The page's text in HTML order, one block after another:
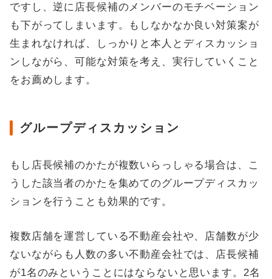
ですし、逆に店長候補のメンバーのモチベーション
も下がってしまいます。もしなかなか良い対策案が
生まれなければ、しっかりと本人とディスカッショ
ンしながら、可能な対策を考え、実行していくこと
をお薦めします。
グループディスカッション
もし店長候補のかたが複数いらっしゃる場合は、こ
うした該当者のかたを集めてのグループディスカッ
ションを行うことも効果的です。
複数店舗を運営している不動産会社や、店舗数が少
ないながらも人数の多い不動産会社では、店長候補
が1名のみということにはならないと思います。2名